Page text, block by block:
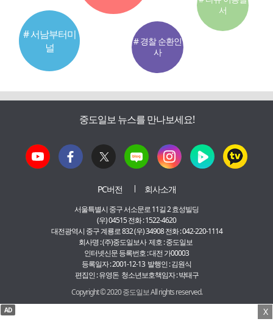
# 서남부터미
널
# 경찰 순환인
사
서
중도일보 뉴스를 만나보세요!
PC버전 회사소개
서울특별시 중구 서소문로 11길 2 효성빌딩
(우) 04515 전화 : 1522-4620
대전광역시 중구 계룡로 832 (우) 34908 전화 : 042-220-1114
회사명 : (주)중도일보사 제호 : 중도일보
인터넷신문 등록번호 : 대전 가00003
등록일자 : 2001-12-13 발행인 : 김원식
편집인 : 유영돈 청소년보호책임자 : 박태구
Copyright © 2020 중도일보 All rights reserved.
X
AD